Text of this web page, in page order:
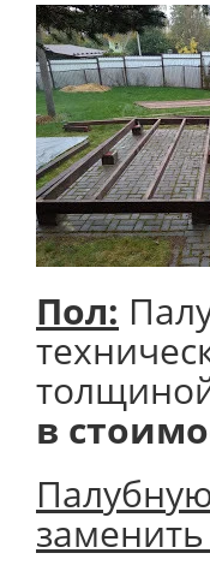
Пол:
в